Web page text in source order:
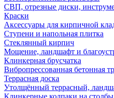
СВП, отрезные диски,
Краски
Аксессуары для кирпичной
Ступени и напольная плитка
Cтеклянный кирпич
Мощение, ландшафт и
Клинкерная брусчатка
Вибропрессованная бетонная
Террасная доска
Утолщённый террасный,
Клинкерные колпаки на